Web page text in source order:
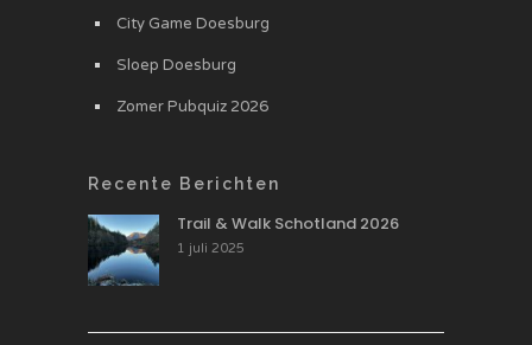
City Game Doesburg
Sloep Doesburg
Zomer Pubquiz 2026
Recente Berichten
Trail & Walk Schotland 2026
1 juli 2025